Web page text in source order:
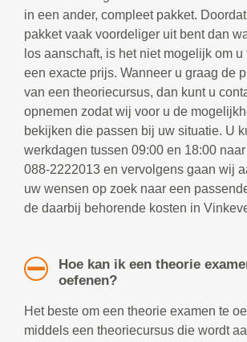
in een ander, compleet pakket.
pakket vaak voordeliger uit bent dan
los aanschaft, is het niet mogelijk om
een exacte prijs. Wanneer u graag de
van een theoriecursus, dan kunt u
opnemen zodat wij voor u de
bekijken die passen bij uw situatie. U
werkdagen tussen 09:00 en 18:00
088-2222013 en vervolgens gaan wij
uw wensen op zoek naar een
de daarbij behorende kosten in
Hoe kan ik een theorie
oefenen?
Het beste om een theorie examen te
middels een theoriecursus die wordt